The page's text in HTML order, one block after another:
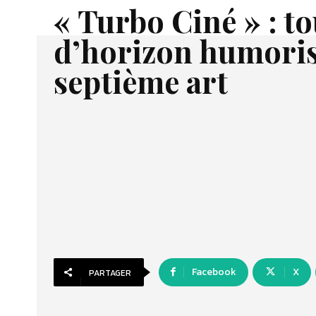
« Turbo Ciné » :
d’horizon
septième art
PARTAGER Facebook X